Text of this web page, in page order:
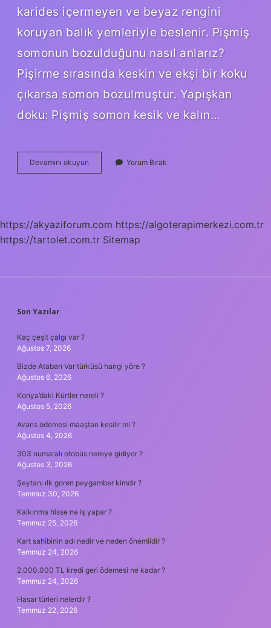
karides içermeyen ve beyaz rengini
koruyan balık yemleriyle beslenir. Pişmiş
somonun bozulduğunu nasıl anlarız?
Pişirme sırasında keskin ve ekşi bir koku
çıkarsa somon bozulmuştur. Yapışkan
doku: Pişmiş somon kesik ve kalın…
Devamını okuyun
Pişince
Yorum Bırak
https://akyaziforum.com https://algoterapimerkezi.com.tr
https://tartolet.com.tr Sitemap
SIDEBAR
Son Yazılar
Kaç çeşit çalgı var ?
Ağustos 7, 2026
Bizde Atabarı Var türküsü hangi yöre ?
Ağustos 6, 2026
Konya’daki Kürtler nereli ?
Ağustos 5, 2026
Avans ödemesi maaştan kesilir mi ?
Ağustos 4, 2026
303 numaralı otobüs nereye gidiyor ?
Ağustos 3, 2026
Şeytanı ılk goren peygamber kimdir ?
Temmuz 30, 2026
Kalkınma hisse ne iş yapar ?
Temmuz 25, 2026
Kart sahibinin adı nedir ve neden önemlidir ?
Temmuz 24, 2026
2.000.000 TL kredi geri ödemesi ne kadar ?
Temmuz 24, 2026
Hasar türleri nelerdir ?
Temmuz 22, 2026